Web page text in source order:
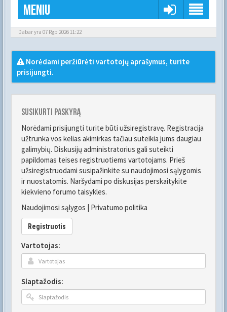
Meniu
Dabar yra 07 Rgp 2026 11:22
Norėdami peržiūrėti vartotojų aprašymus, turite
prisijungti.
Susikurti paskyrą
Norėdami prisijungti turite būti užsiregistravę. Registracija
užtrunka vos kelias akimirkas tačiau suteikia jums daugiau
galimybių. Diskusijų administratorius gali suteikti
papildomas teises registruotiems vartotojams. Prieš
užsiregistruodami susipažinkite su naudojimosi sąlygomis
ir nuostatomis. Naršydami po diskusijas perskaitykite
kiekvieno forumo taisykles.
Naudojimosi sąlygos | Privatumo politika
Registruotis
Vartotojas:
Slaptažodis: